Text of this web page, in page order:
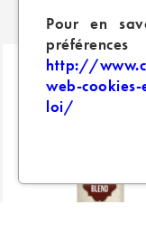
Pour en
http://
web-
loi/